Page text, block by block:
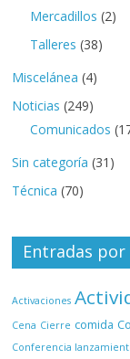
Mercadillos (2)
Talleres (38)
Miscelánea (4)
Noticias (249)
Comunicados
Sin categoría (31)
Técnica (70)
Entradas
Activaciones
Cena Cierre comida
Conferencia